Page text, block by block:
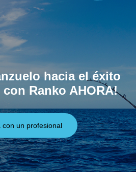
hacia el éxito
Ranko AHORA!
con un profesional